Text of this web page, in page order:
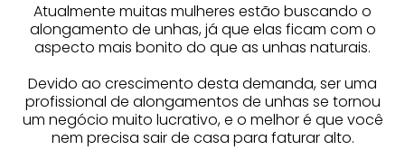
Atualmente muitas mulheres estão buscando o
alongamento de unhas, já que elas ficam com o
aspecto mais bonito do que as unhas naturais.
Devido ao crescimento desta demanda, ser uma
profissional de alongamentos de unhas se tornou
um negócio muito lucrativo, e o melhor é que você
nem precisa sair de casa para faturar alto.